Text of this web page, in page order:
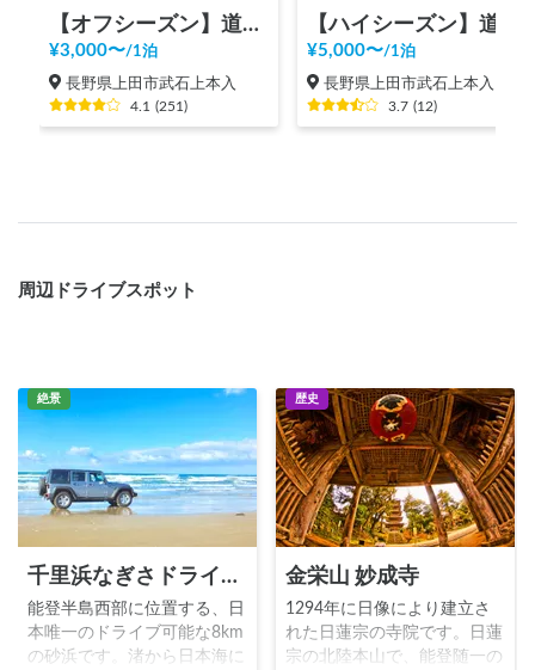
【オフシーズン】道の駅 美ヶ原高原
¥3,000〜/1泊
長野県上田市武石上本入
4.1 (251)
¥5,000〜/1泊
長野県上田市武石上本入
3.7 (12)
周辺ドライブスポット
絶景
千里浜なぎさドライブウェイ
能登半島西部に位置する、日
本唯一のドライブ可能な8km
の砂浜です。渚から日本海に
歴史
金栄山 妙成寺
1294年に日像により建立さ
れた日蓮宗の寺院です。日蓮
宗の北陸本山で、能登随一の